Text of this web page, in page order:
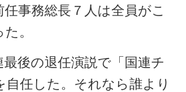
事務総長７人は全員がこ
。
後の退任演説で「国連チ
自任した。それなら誰より